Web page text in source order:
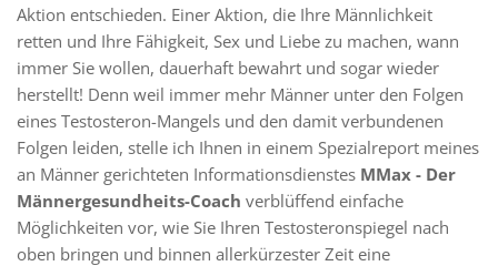
Aktion entschieden. Einer Aktion, die Ihre Männlichkeit
retten und Ihre Fähigkeit, Sex und Liebe zu machen, wann
immer Sie wollen, dauerhaft bewahrt und sogar wieder
herstellt! Denn weil immer mehr Männer unter den Folgen
eines Testosteron-Mangels und den damit verbundenen
Folgen leiden, stelle ich Ihnen in einem Spezialreport meines
an Männer gerichteten Informationsdienstes MMax - Der
Männergesundheits-Coach verblüffend einfache
Möglichkeiten vor, wie Sie Ihren Testosteronspiegel nach
oben bringen und binnen allerkürzester Zeit eine